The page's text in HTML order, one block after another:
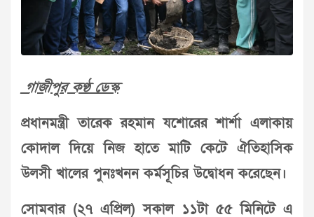
গাজীপুর কণ্ঠ ডেস্ক
প্রধানমন্ত্রী তারেক রহমান যশোরের শার্শা এলাকায়
কোদাল দিয়ে নিজ হাতে মাটি কেটে ঐতিহাসিক
উলসী খালের পুনঃখনন কর্মসূচির উদ্বোধন করেছেন।
সোমবার (২৭ এপ্রিল) সকাল ১১টা ৫৫ মিনিটে এ